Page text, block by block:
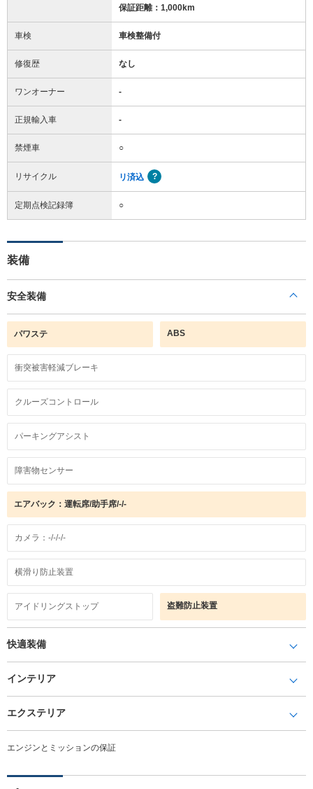
保証距離：1,000km
車検 車検整備付
修復歴 なし
ワンオーナー -
正規輸入車 -
禁煙車 ○
リサイクル リ済込
定期点検記録簿 ○
装備
安全装備
パワステ ABS
衝突被害軽減ブレーキ
クルーズコントロール
パーキングアシスト
障害物センサー
エアバック：運転席/助手席/-/-
カメラ：-/-/-/-
横滑り防止装置
アイドリングストップ 盗難防止装置
快適装備
インテリア
エクステリア
エンジンとミッションの保証